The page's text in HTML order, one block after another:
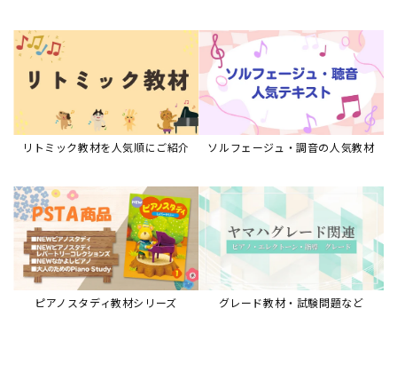
リトミック教材を人気順にご紹介 ソルフェージュ・調音の人気教材
ピアノスタディ教材シリーズ グレード教材・試験問題など